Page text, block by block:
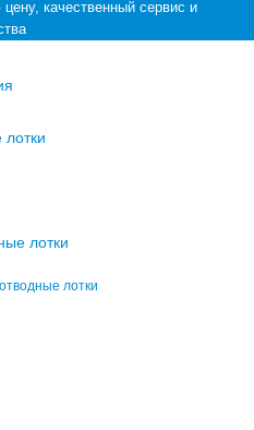
качественный сервис и
лотки
лотки